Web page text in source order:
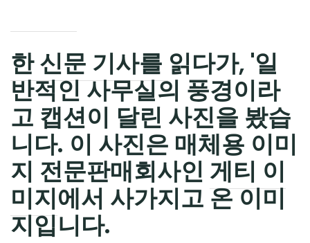
한 신문 기사를 읽다가, '일
반적인 사무실의 풍경이라
고 캡션이 달린 사진을 봤습
니다. 이 사진은 매체용 이미
지 전문판매회사인 게티 이
미지에서 사가지고 온 이미
지입니다.